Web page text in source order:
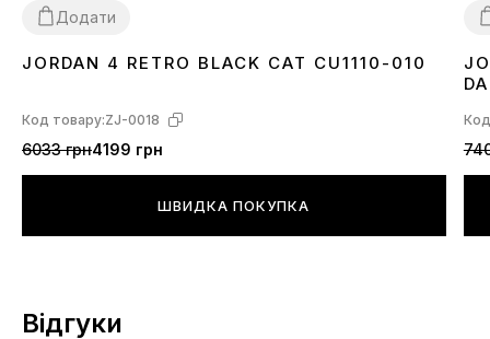
Додати
36373839404142 43444546
JORDAN 4 RETRO BLACK CAT CU1110-010
Код товару:ZJ-0018
6033 грн4199 грн
ШВИДКА ПОКУПКА
Відгуки